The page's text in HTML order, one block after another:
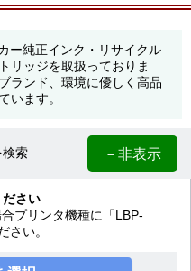
ー純正インク・リサイクル
リッジを取扱っておりま
ランド、環境に優しく高品
います。
検索 －非表示
さい
プリンタ機種に「LBP-
さい。